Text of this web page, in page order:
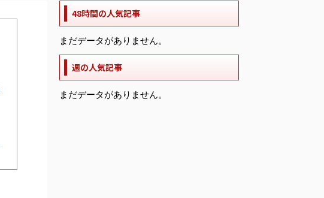
48時間の人気記事
まだデータがありません。
週の人気記事
まだデータがありません。